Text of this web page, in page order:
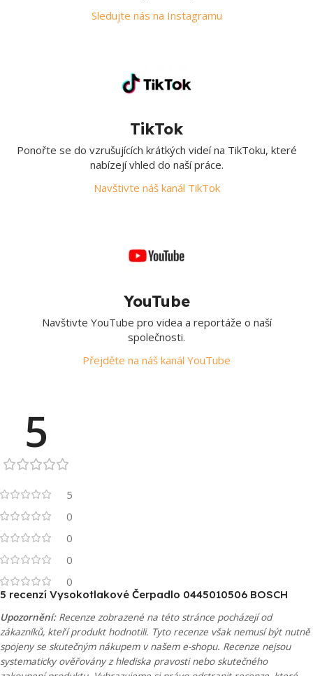
Sledujte nás na Instagramu
TikTok
Ponořte se do vzrušujících krátkých videí na TikToku, které
nabízejí vhled do naší práce.
Navštivte náš kanál TikTok
YouTube
Navštivte YouTube pro videa a reportáže o naší
společnosti.
Přejděte na náš kanál YouTube
5
5
0
0
0
0
5 recenzí Vysokotlakové Čerpadlo 0445010506 BOSCH
Upozornění:Recenze zobrazené na této stránce pocházejí od
zákazníků, kteří produkt hodnotili. Tyto recenze však nemusí být nutně
spojeny se skutečným nákupem v našem e-shopu. Recenze nejsou
systematicky ověřovány z hlediska pravosti nebo skutečného